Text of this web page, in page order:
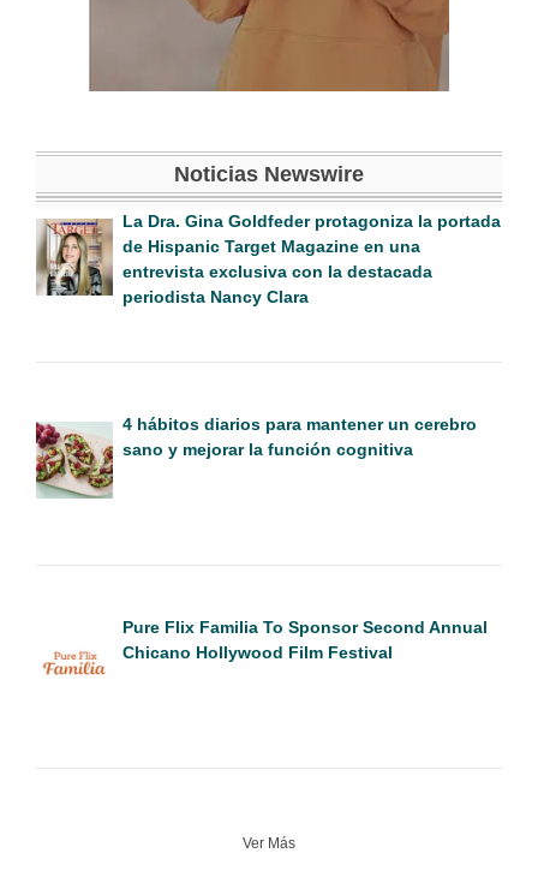
Noticias Newswire
La Dra. Gina Goldfeder protagoniza la portada
de Hispanic Target Magazine en una
entrevista exclusiva con la destacada
periodista Nancy Clara
4 hábitos diarios para mantener un cerebro
sano y mejorar la función cognitiva
Pure Flix Familia To Sponsor Second Annual
Chicano Hollywood Film Festival
Ver Más